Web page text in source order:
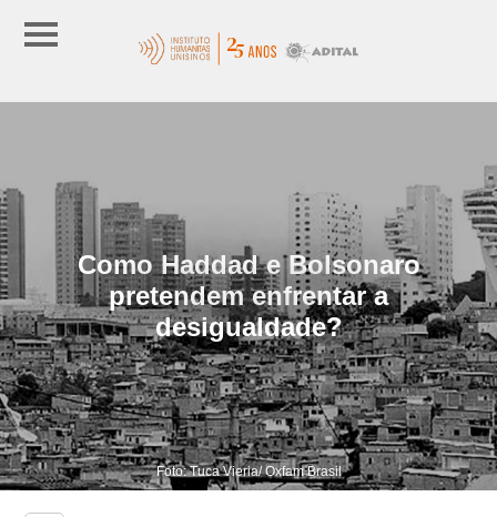
Como Haddad e Bolsonaro
pretendem enfrentar a
desigualdade?
Foto: Tuca Vieria/ Oxfam Brasil